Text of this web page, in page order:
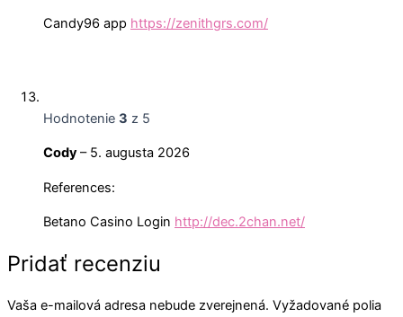
Candy96 app https://zenithgrs.com/
Hodnotenie 3 z 5
Cody– 5. augusta 2026
References:
Betano Casino Login http://dec.2chan.net/
Pridať recenziu
Vaša e-mailová adresa nebude zverejnená. Vyžadované polia